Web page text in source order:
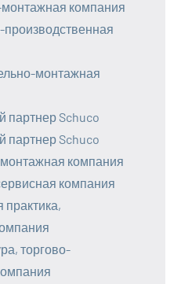
компания
монтажная
партнер Schuco
партнер Schuco
компания
компания
торгово-